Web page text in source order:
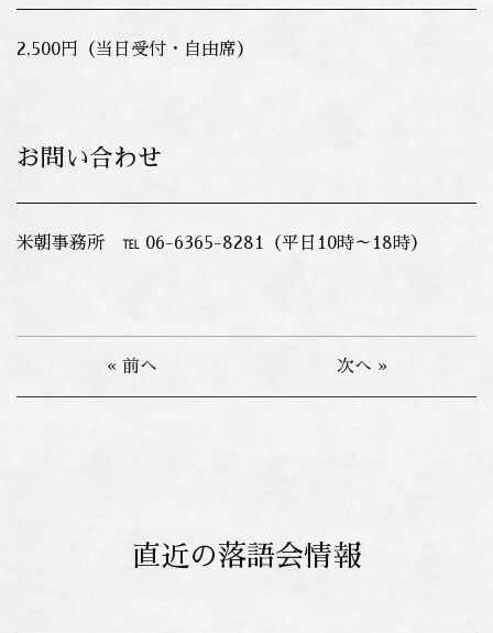
2,500円（当日受付・自由席）
お問い合わせ
米朝事務所 ℡ 06-6365-8281（平日10時～18時）
« 前へ 次へ »
直近の落語会情報